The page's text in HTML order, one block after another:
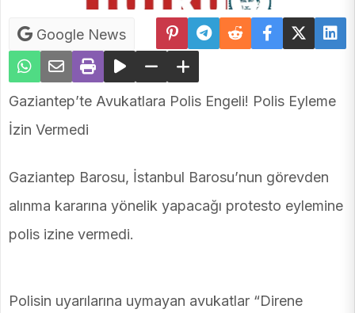
Google News
Gaziantep’te Avukatlara Polis Engeli! Polis Eyleme
İzin Vermedi
Gaziantep Barosu, İstanbul Barosu’nun görevden
alınma kararına yönelik yapacağı protesto eylemine
polis izine vermedi.
Polisin uyarılarına uymayan avukatlar “Direne